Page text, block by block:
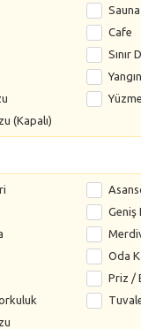
Sauna
Cafe
Sınır
(Kapalı)
Geniş
Oda
Priz /